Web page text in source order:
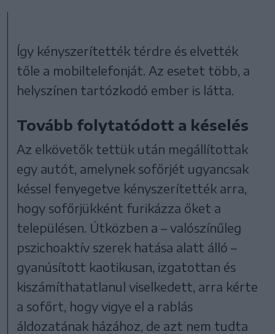
Így kényszerítették térdre és elvették
tőle a mobiltelefonját. Az esetet több, a
helyszínen tartózkodó ember is látta.
Tovább folytatódott a késelés
Az elkövetők tettük után megállítottak
egy autót, amelynek sofőrjét ugyancsak
késsel fenyegetve kényszerítették arra,
hogy sofőrjükként furikázza őket a
településen. Útközben a – valószínűleg
pszichoaktív szerek hatása alatt álló –
gyanúsított kaotikusan, izgatottan és
kiszámíthatatlanul viselkedett, arra kérte
a sofőrt, hogy vigye el a rablás
áldozatának házához, de azt nem tudta